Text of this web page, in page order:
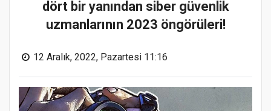
dört bir yanından siber güvenlik
uzmanlarının 2023 öngörüleri!
12 Aralık, 2022, Pazartesi 11:16